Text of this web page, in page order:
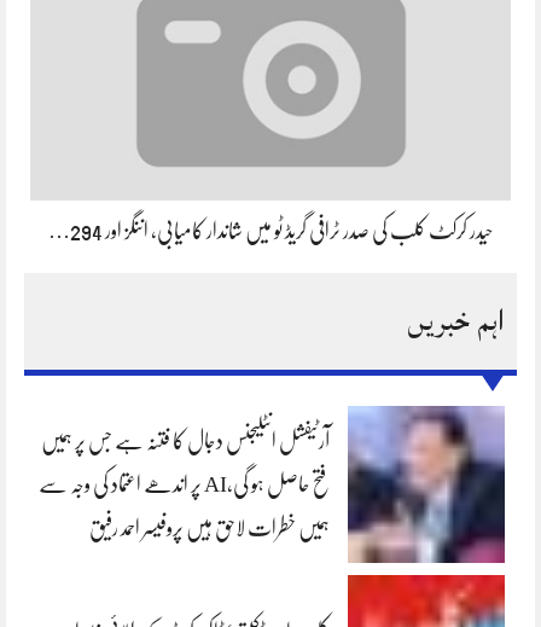
حیدر کرکٹ کلب کی صدر ٹرافی گریڈ ٹو میں شاندار کامیابی، اننگز اور 294…
اہم خبریں
آرٹیفشل انٹلیجنس دجال کا فتنہ ہے جس پر ہمیں
فتح حاصل ہو گی،AI پر اندھے اعتماد کی وجہ سے
ہمیں خطرات لاحق ہیں پروفیسر احمد رفیق